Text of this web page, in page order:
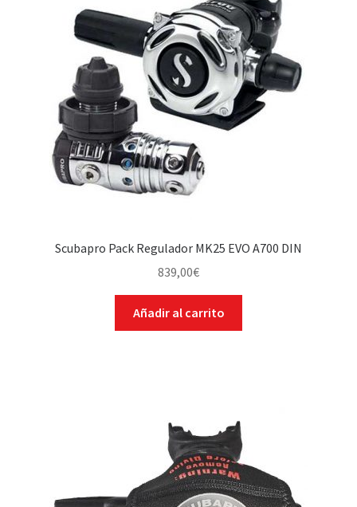
Scubapro Pack Regulador MK25 EVO A700 DIN
839,00€
Añadir al carrito